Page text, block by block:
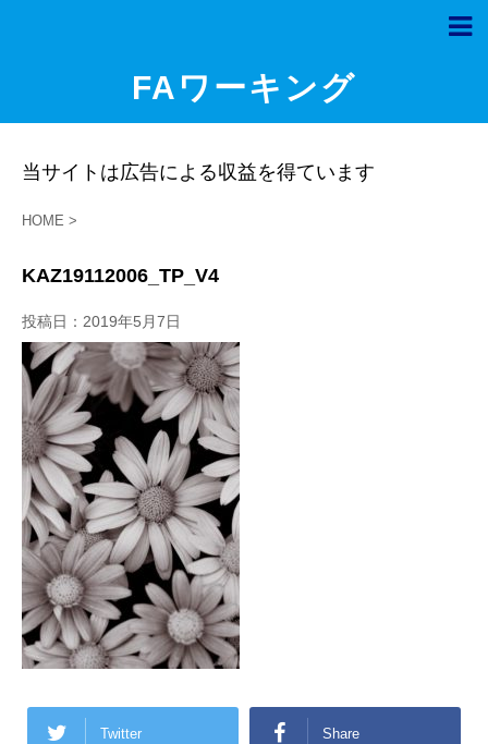
FAワーキング
当サイトは広告による収益を得ています
HOME >
KAZ19112006_TP_V4
投稿日： 2019年5月7日
Twitter Share